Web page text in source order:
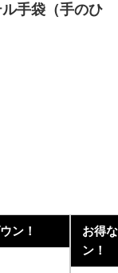
手袋（手のひ
ン！
お得
ン！